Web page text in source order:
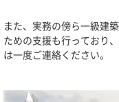
また、実務の傍ら一級建
ための支援も行っており
は一度ご連絡ください。